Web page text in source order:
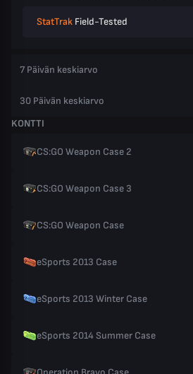
StatTrak Field-Tested
7 Päivän keskiarvo
30 Päivän keskiarvo
KONTTI
CS:GO Weapon Case 2
CS:GO Weapon Case 3
CS:GO Weapon Case
eSports 2013 Case
eSports 2013 Winter Case
eSports 2014 Summer Case